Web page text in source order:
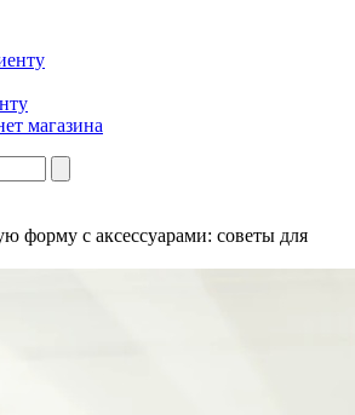
магазина
форму с аксессуарами: советы для